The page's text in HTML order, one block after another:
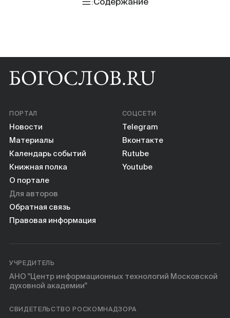
ПОРТАЛ
Новости
Материалы
Календарь событий
Книжная полка
О портале
Для авторов
Обратная связь
Правовая информация
СОЦСЕТИ
Telegram
Вконтакте
Rutube
Youtube
УЧРЕДИТЕЛЬ
АНО "Центр информационных технологий Московской
духовной академии"
СВИДЕТЕЛЬСТВО РОСКОМНАДЗОРА